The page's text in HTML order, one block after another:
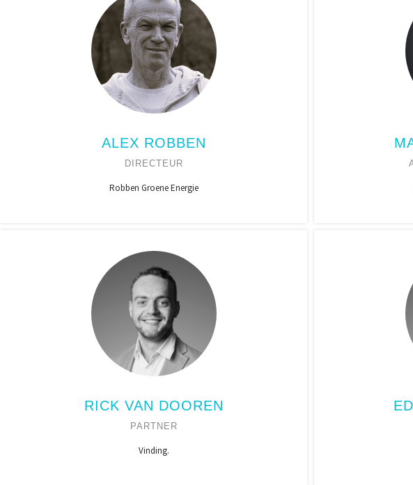
ALEX ROBBEN
DIRECTEUR
Robben Groene Energie
RICK VAN DOOREN
PARTNER
Vinding.